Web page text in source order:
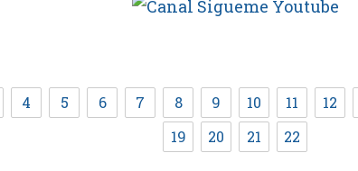
4 5 6 7 8 9 10 11 12
19
20 21 22